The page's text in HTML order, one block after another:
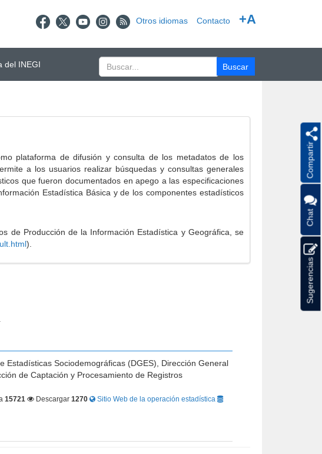
Otros idiomas Contacto +A
del INEGI
plataforma de difusión y consulta de los metadatos de los
a los usuarios realizar búsquedas y consultas generales
que fueron documentados en apego a las especificaciones
Estadística Básica y de los componentes estadísticos
de Producción de la Información Estadística y Geográfica, se
).
Sociodemográficas (DGES), Dirección General
de Captación y Procesamiento de Registros
15721 Descargar1270
Sitio Web de la operación estadística
Compartir
Chat
Sugerencias